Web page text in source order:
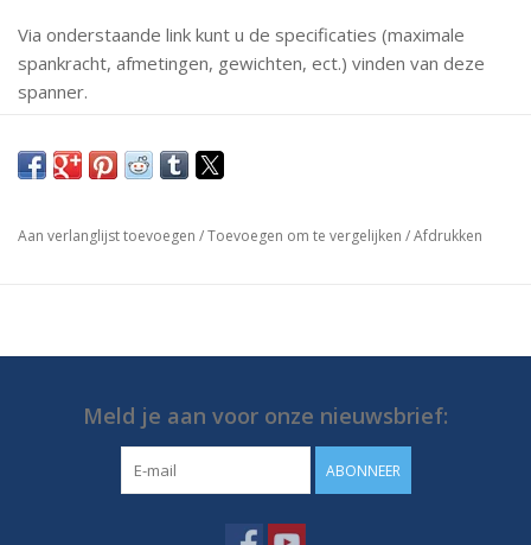
Via onderstaande link kunt u de specificaties (maximale
spankracht, afmetingen, gewichten, ect.) vinden van deze
spanner.
Mochten er vragen zijn neem dan gerust contact met ons
op.
https://media.destaco.com/assetbank-
Aan verlanglijst toevoegen /Toevoegen om te vergelijken /Afdrukken
Meld je aan voor onze nieuwsbrief:
ABONNEER